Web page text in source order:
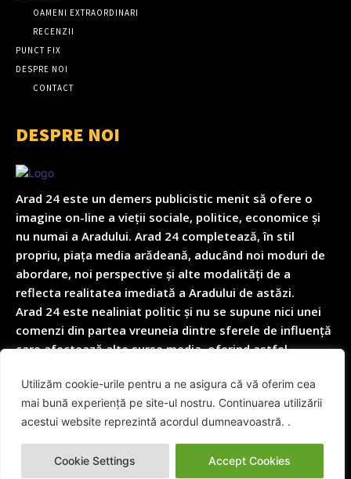
Utilizăm cookie-urile pentru a ne asigura că vă oferim cea
mai bună experiență pe site-ul nostru. Continuarea utilizării
acestui website reprezintă acordul dumneavoastră. .
Cookie Settings Accept Cookies
OAMENI EXTRAORDINARI
RECENZII
PUNCT FIX
DESPRE NOI
CONTACT
DESPRE NOI
Arad 24 este un demers publicistic menit să ofere o
imagine on-line a vieții sociale, politice, economice și
nu numai a Aradului. Arad 24 completează, în stil
propriu, piața media arădeană, aducând noi moduri de
abordare, noi perspective și alte modalități de a
reflecta realitatea imediată a Aradului de astăzi.
Arad 24 este nealiniat politic și nu se supune nici unei
comenzi din partea vreuneia dintre sferele de influență
care afectează alte surse media, oferind astfel
a realității cotidiene.
© Arad24.net | Toate Drepturile Rezervate 2014 - 2026